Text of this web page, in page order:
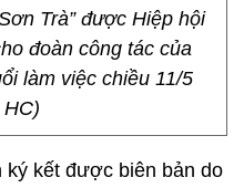
Trà” được Hiệp hội
đoàn công tác của
làm việc chiều 11/5
ký kết được biên bản do